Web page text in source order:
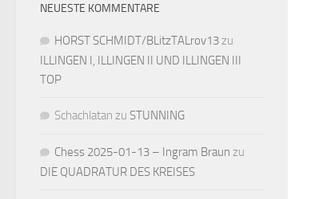
NEUESTE KOMMENTARE
HORST SCHMIDT/BLitzTALrov13zu
ILLINGEN I, ILLINGEN II UND ILLINGEN III
TOP
Schachlatan zu STUNNING
Chess 2025-01-13 – Ingram Braun zu
DIE QUADRATUR DES KREISES